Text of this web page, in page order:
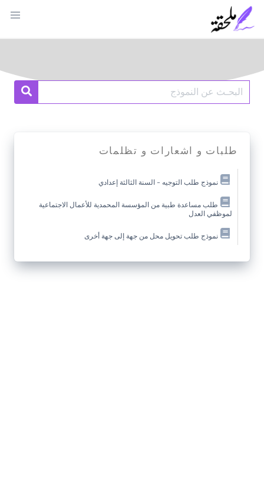
Search
طلبات و اشعارات و تظلمات
نموذج طلب التوجيه – السنة الثالثة إعدادي
طلب مساعدة طبية من المؤسسة المحمدية للأعمال الاجتماعية
لموظفي العدل
نموذج طلب تحويل محل من جهة إلى جهة أخرى